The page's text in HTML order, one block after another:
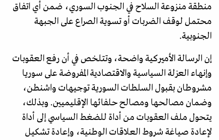
منطقة منزوعة السلاح في الجنوب السوري، ضمن أي اتفاق
محتمل لوقف الضربات أو تسوية الصراع على الجبهة
الجنوبية.
إن الرسالة الأميركية واضحة، وتتلخص في أن رفع العقوبات
وإنهاء العزلة السياسية والاقتصادية المفروضة على سوريا
مشروطان بقبول السلطات السورية توجيهات واشنطن،
وضمان مصالحها ومصالح حلفائها الإقليميين. وبذلك،
يتحول ملف العقوبات من أداة للضغط السياسي إلى أداة
لإعادة صياغة شروط العلاقات الوطنية، وإعادة تشكيل